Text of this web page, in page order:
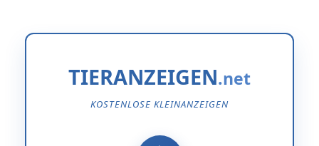
TIERANZEIGEN
KOSTENLOSE KLEINANZEIGEN